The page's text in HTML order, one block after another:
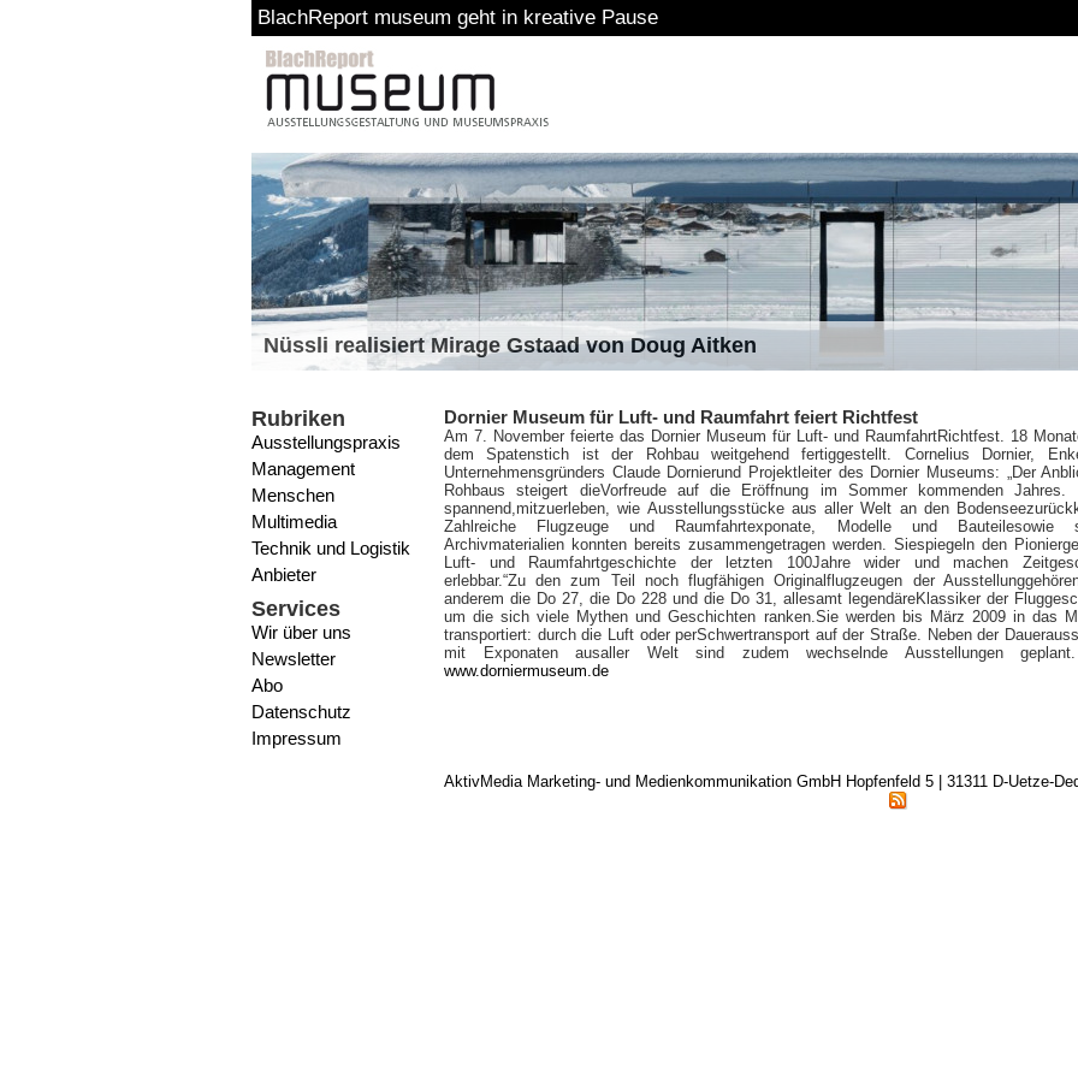
BlachReport museum geht in kreative Pause
Nüssli realisiert Mirage Gstaad von Doug Aitken
Rubriken
Ausstellungspraxis
Management
Menschen
Multimedia
Technik und Logistik
Anbieter
Services
Wir über uns
Newsletter
Abo
Datenschutz
Impressum
Dornier Museum für Luft- und Raumfahrt feiert Richtfest
Am 7. November feierte das Dornier Museum für Luft- und RaumfahrtRichtfest. 18
dem Spatenstich ist der Rohbau weitgehend fertiggestellt. Cornelius Dornier,
Unternehmensgründers Claude Dornierund Projektleiter des Dornier Museums: „Der
Rohbaus steigert dieVorfreude auf die Eröffnung im Sommer kommenden
spannend,mitzuerleben, wie Ausstellungsstücke aus aller Welt an den
Zahlreiche Flugzeuge und Raumfahrtexponate, Modelle und Bauteilesowie
Archivmaterialien konnten bereits zusammengetragen werden. Siespiegeln den
Luft- und Raumfahrtgeschichte der letzten 100Jahre wider und machen
erlebbar.“Zu den zum Teil noch flugfähigen Originalflugzeugen der
anderem die Do 27, die Do 228 und die Do 31, allesamt legendäreKlassiker der
um die sich viele Mythen und Geschichten ranken.Sie werden bis März 2009 in das
transportiert: durch die Luft oder perSchwertransport auf der Straße. Neben der
mit Exponaten ausaller Welt sind zudem wechselnde Ausstellungen
www.dorniermuseum.de
AktivMedia Marketing- und Medienkommunikation GmbH Hopfenfeld 5 | 31311 D-Uetze-